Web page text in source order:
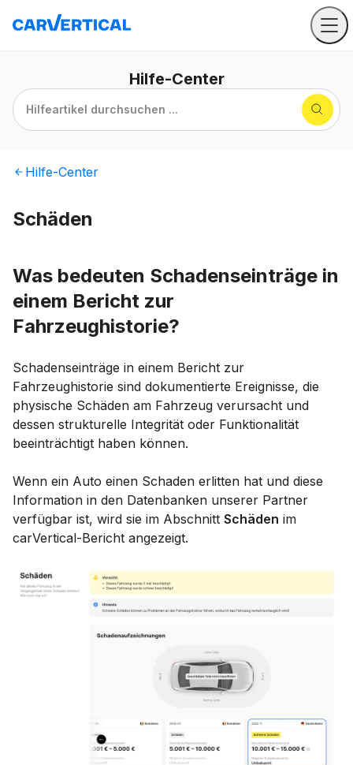
Hilfe-Center
Hilfeartikel durchsuchen ...
Hilfe-Center
Schäden
Was bedeuten Schadenseinträge in
einem Bericht zur
Fahrzeughistorie?
Schadenseinträge in einem Bericht zur
Fahrzeughistorie sind dokumentierte Ereignisse, die
physische Schäden am Fahrzeug verursacht und
dessen strukturelle Integrität oder Funktionalität
beeinträchtigt haben können.
Wenn ein Auto einen Schaden erlitten hat und diese
Information in den Datenbanken unserer Partner
verfügbar ist, wird sie im Abschnitt Schäden im
carVertical-Bericht angezeigt.